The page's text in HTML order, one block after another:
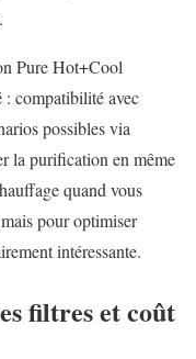
Pure Hot+Cool
: compatibilité avec
possibles via
la purification en même
quand vous
pour optimiser
intéressante.
filtres et coût